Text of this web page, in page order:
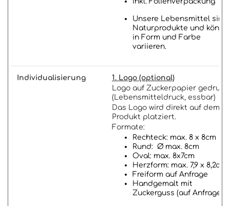
Unsere Lebensmittel sind
Naturprodukte und
in Form und Farbe
variieren.
Individualisierung
1. Logo (optional)
Logo auf Zuckerpapier
(Lebensmitteldruck, essbar)
Das Logo wird direkt auf dem
Produkt platziert.
Formate:
Rechteck: max. 8 x 8cm
Rund: Ø max. 8cm
Oval: max. 8x7cm
Herzform: max. 7,9 x 8,2cm
Freiform auf Anfrage
Handgemalt mit
Zuckerguss (auf Anfrage)